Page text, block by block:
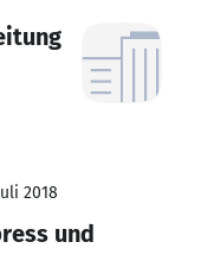
2018
und